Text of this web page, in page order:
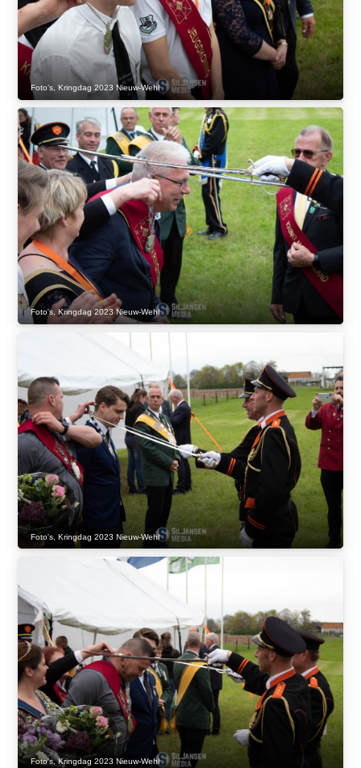
Foto's ,Kringdag 2023 Nieuw-Wehl
Foto's, Kringdag 2023 Nieuw-Wehl
Foto's ,Kringdag 2023 Nieuw-Wehl
Foto's,Kringdag 2023 Nieuw-Wehl